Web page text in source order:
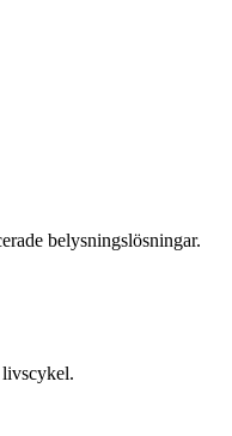
belysningslösningar.